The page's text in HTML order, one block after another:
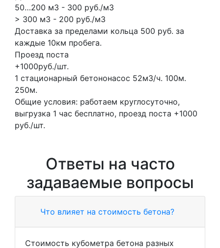
50…200 м3 - 300 руб./м3
> 300 м3 - 200 руб./м3
Доставка за пределами кольца 500 руб. за
каждые 10км пробега.
Проезд поста
+1000руб./шт.
1 стационарный бетононасос 52м3/ч. 100м.
250м.
Общие условия: работаем круглосуточно,
выгрузка 1 час бесплатно, проезд поста +1000
руб./шт.
Ответы на часто
задаваемые вопросы
Что влияет на стоимость бетона?
Стоимость кубометра бетона разных